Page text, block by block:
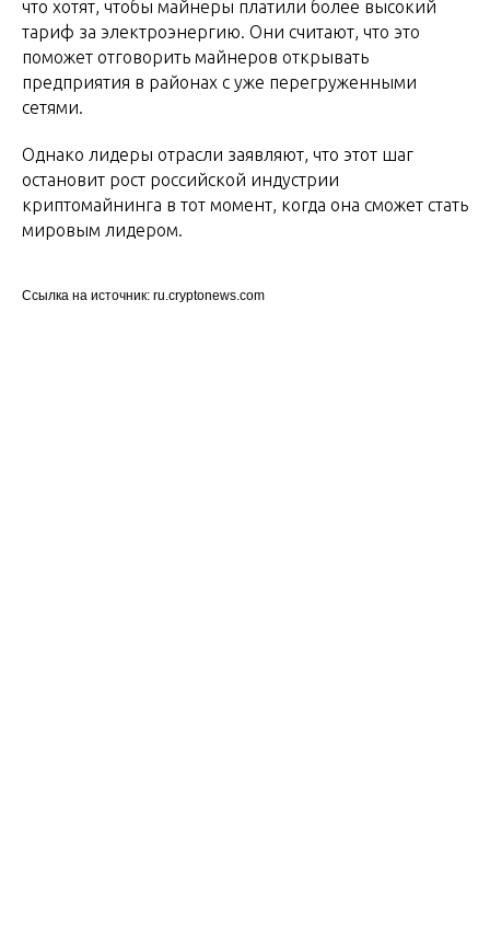
что хотят, чтобы майнеры платили более высокий
тариф за электроэнергию. Они считают, что это
поможет отговорить майнеров открывать
предприятия в районах с уже перегруженными
сетями.
Однако лидеры отрасли заявляют, что этот шаг
остановит рост российской индустрии
криптомайнинга в тот момент, когда она сможет стать
мировым лидером.
Ссылка на источник: ru.cryptonews.com